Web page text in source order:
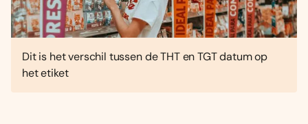
Dit is het verschil tussen de THT en TGT datum op
het etiket